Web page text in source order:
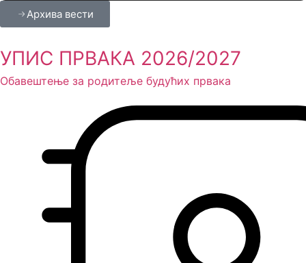
Архива вести
УПИС ПРВАКА 2026/2027
Обавештење за родитеље будућих првака